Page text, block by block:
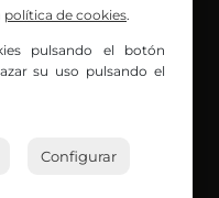
Argote
política de cookies.
pulsando el botón
su uso pulsando el
Configurar